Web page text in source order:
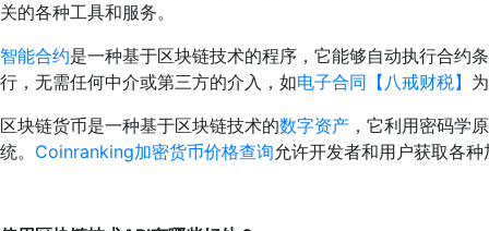
关的各种工具和服务。
智能合约是一种基于区块链技术的程序，它能够自动执行合约
行，无需任何中介或第三方的介入，如电子合同【八戒财税】
区块链货币是一种基于区块链技术的数字资产 ，它利用密码学
统。 Coinranking加密货币价格查询允许开发者和用户获取各